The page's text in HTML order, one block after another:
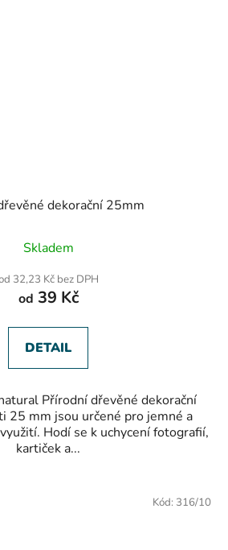
dekorační 25mm
Skladem
32,23 Kč bez DPH
od 39 Kč
DETAIL
Přírodní dřevěné dekorační
25 mm jsou určené pro jemné a
Hodí se k uchycení fotografií,
kartiček a...
Kód: 316/10